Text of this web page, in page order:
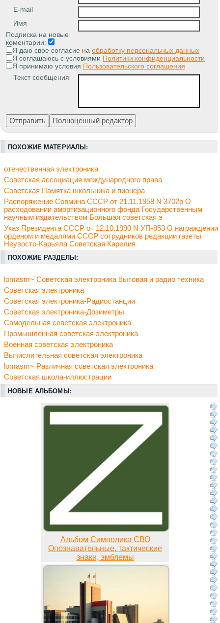
E-mail
Имя
Подписка на новые
коментарии:
Я даю свое согласие на обработку персональных данных
Я соглашаюсь с условиями Политики конфиденциальности
Я принимаю условия Пользовательского соглашения
Текст сообщения
ПОХОЖИЕ МАТЕРИАЛЫ:
отечественная электроника
Советская ассоциация международного права
Советская Памятка школьника и пионера
Распоряжение Совмина СССР от 21.11.1958 N 3702р О
расходовании амортизационного фонда Государственным
научным издательством Большая советская э
Указ Президента СССР от 12.10.1990 N УП-853 О награждении
орденом и медалями СССР сотрудников редакции газеты
Неувосто-Карьяла Советская Карелия
ПОХОЖИЕ РАЗДЕЛЫ:
lomasm~ Советская электроника бытовая и радио техника
Советская электроника
Советская электроника-Радиостанции
Советская электроника-Дозиметры
Самодельная советская электроника
Промышленная советская электроника
Военная советская электроника
Вычислительная советская электроника
lomasm~ Различная советская электроника
Советская школа-иллюстрации
НОВЫЕ АЛЬБОМЫ:
Альбом Символика СВО
Опознавательные, тактические
знаки, эмблемы